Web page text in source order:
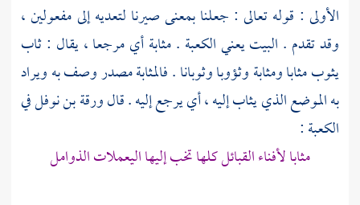
الأولى : قوله تعالى : جعلنا بمعنى صيرنا لتعديه إلى مفعولين ،
وقد تقدم . البيت يعنيالكعبة . مثابة أي مرجعا ، يقال : ثاب
يثوب مثابا ومثابة وثؤوبا وثوبانا . فالمثابة مصدر وصف به ويراد
به الموضع الذي يثاب إليه ، أي يرجع إليه . قالورقة بن نوفلفي
الكعبة:
مثابا لأفناء القبائل كلها تخب إليها اليعملات الذوامل